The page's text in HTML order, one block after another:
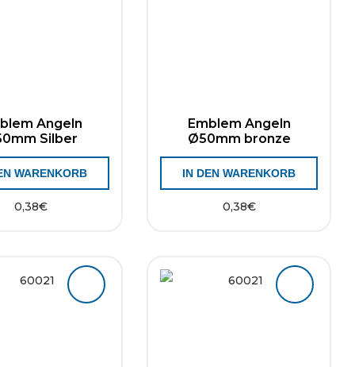
Angeln
Silber
0,38€
WARENKORB
Emblem Angeln
Ø50mm bronze
0,38€
IN DEN WARENKORB